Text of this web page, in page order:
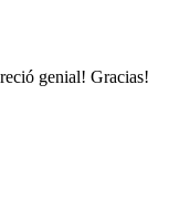
genial! Gracias!